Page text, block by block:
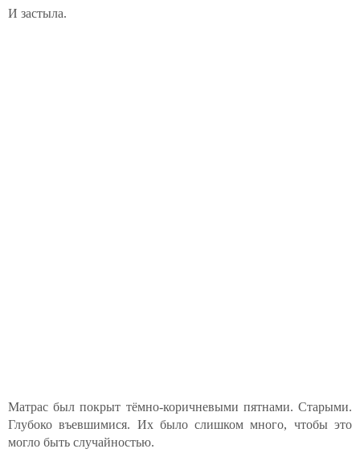
И застыла.
Матрас был покрыт тёмно-коричневыми пятнами. Старыми.
Глубоко въевшимися. Их было слишком много, чтобы это
могло быть случайностью.